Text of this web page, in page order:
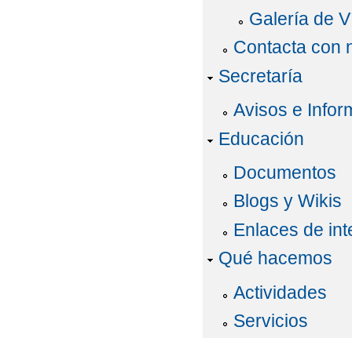
Galería de
Contacta con
Secretaría
Avisos e
Educación
Documentos
Blogs y Wikis
Enlaces de
Qué hacemos
Actividades
Servicios